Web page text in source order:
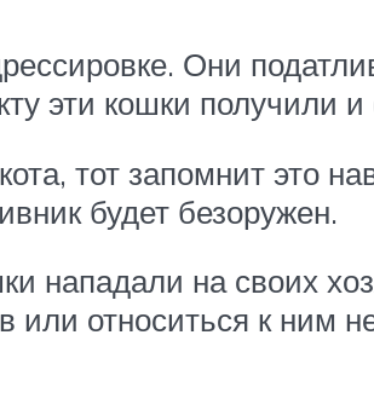
Они
эти кошки получили
тот запомнит это
будет безоружен.
нападали на своих
или относиться к ним